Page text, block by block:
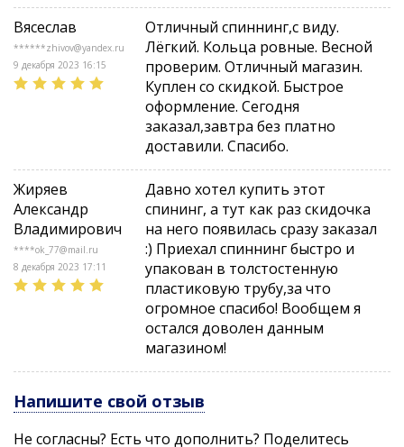
На бланки установлены кольцаSea Guide(от 9 до
10 штук, в зависимости от длины удилища),
катушкодержательFujiIPSс передней гайкой, а для
рукояти и батгрипа использована
.
это не только превосходный джиговый
инструмент. Этими спиннингами вы сможете
твичить воблеры и забрасывать на дальние
дистанции пилькеры и вибы. Благодаря сложному
строю, количество сходов рыбы при вываживании
минимально. Несмотря на кажущуюся коловитость
«на потрях», стоит оснастить удилище, и оно
оживает, аккуратно и уверенно отрабатывая рывки
даже очень крупной рыбы, при этом не
«проваливаясь» на забросах, вываживании и ловле
Вясеслав
******zhivov@yandex.ru
9 декабря 2023 16:15
Отличный спиннинг,с виду.
Лёгкий. Кольца ровные. Весной
проверим. Отличный магазин.
Куплен со скидкой. Быстрое
оформление. Сегодня
заказал,завтра без платно
доставили. Спасибо.
Жиряев
Александр
Владимирович
****ok_77@mail.ru
8 декабря 2023 17:11
Давно хотел купить этот
спининг, а тут как раз скидочка
на него появилась сразу заказал
:) Приехал спиннинг быстро и
упакован в толстостенную
пластиковую трубу,за что
огромное спасибо! Вообщем я
остался доволен данным
магазином!
Напишите свой отзыв
Не согласны? Есть что дополнить? Поделитесь